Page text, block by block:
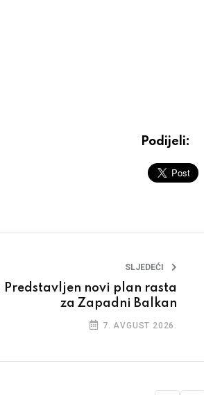
Podijeli:
SLJEDEĆI
Predstavljen novi plan rasta
za Zapadni Balkan
7. AVGUST 2026.